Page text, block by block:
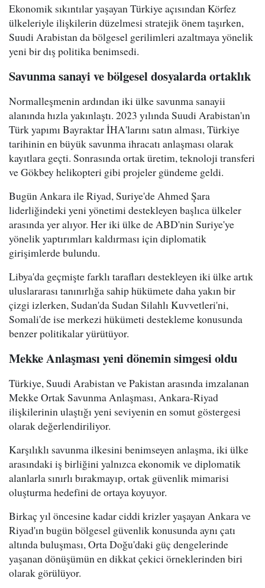
Ekonomik sıkıntılar yaşayan Türkiye açısından Körfez
ülkeleriyle ilişkilerin düzelmesi stratejik önem taşırken,
Suudi Arabistan da bölgesel gerilimleri azaltmaya yönelik
yeni bir dış politika benimsedi.
Savunma sanayi ve bölgesel dosyalarda ortaklık
Normalleşmenin ardından iki ülke savunma sanayii
alanında hızla yakınlaştı. 2023 yılında Suudi Arabistan'ın
Türk yapımı Bayraktar İHA'larını satın alması, Türkiye
tarihinin en büyük savunma ihracatı anlaşması olarak
kayıtlara geçti. Sonrasında ortak üretim, teknoloji transferi
ve Gökbey helikopteri gibi projeler gündeme geldi.
Bugün Ankara ile Riyad, Suriye'de Ahmed Şara
liderliğindeki yeni yönetimi destekleyen başlıca ülkeler
arasında yer alıyor. Her iki ülke de ABD'nin Suriye'ye
yönelik yaptırımları kaldırması için diplomatik
girişimlerde bulundu.
Libya'da geçmişte farklı tarafları destekleyen iki ülke artık
uluslararası tanınırlığa sahip hükümete daha yakın bir
çizgi izlerken, Sudan'da Sudan Silahlı Kuvvetleri'ni,
Somali'de ise merkezi hükümeti destekleme konusunda
benzer politikalar yürütüyor.
Mekke Anlaşması yeni dönemin simgesi oldu
Türkiye, Suudi Arabistan ve Pakistan arasında imzalanan
Mekke Ortak Savunma Anlaşması, Ankara-Riyad
ilişkilerinin ulaştığı yeni seviyenin en somut göstergesi
olarak değerlendiriliyor.
Karşılıklı savunma ilkesini benimseyen anlaşma, iki ülke
arasındaki iş birliğini yalnızca ekonomik ve diplomatik
alanlarla sınırlı bırakmayıp, ortak güvenlik mimarisi
oluşturma hedefini de ortaya koyuyor.
Birkaç yıl öncesine kadar ciddi krizler yaşayan Ankara ve
Riyad'ın bugün bölgesel güvenlik konusunda aynı çatı
altında buluşması, Orta Doğu'daki güç dengelerinde
yaşanan dönüşümün en dikkat çekici örneklerinden biri
olarak görülüyor.